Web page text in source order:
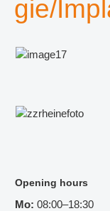
gie/
Opening hours
Mo: 08:00–18:30